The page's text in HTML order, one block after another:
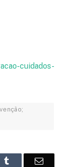
cuidados-
Email